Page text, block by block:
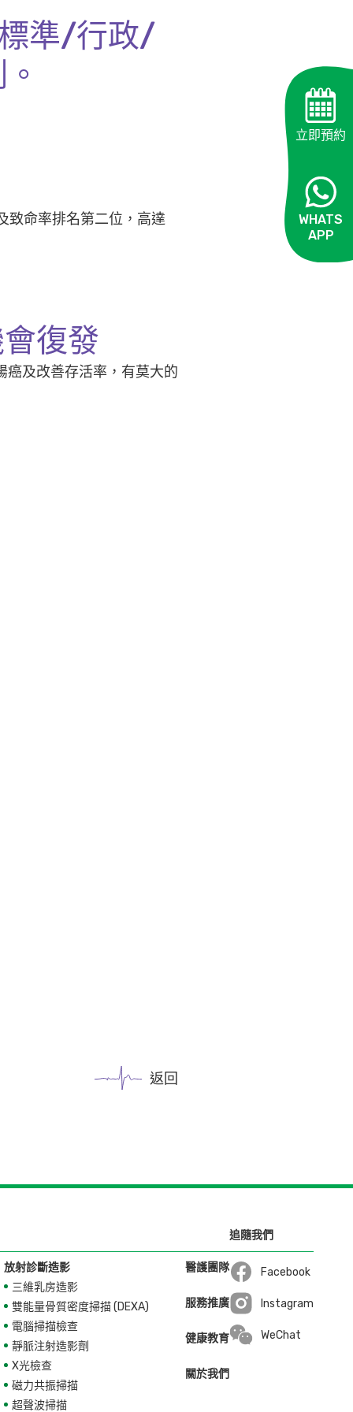
立即預約
WHATS
APP
準/行政/
致命率排名第二位，高達
復發
癌及改善存活率，有莫大的
返回
放射診斷造影
三維乳房造影
雙能量骨質密度掃描 (DEXA)
電腦掃描檢查
靜脈注射造影劑
X光檢查
磁力共振掃描
超聲波掃描
醫護團隊
服務推廣
健康教育
關於我們
追隨我們
Facebook
Instagram
WeChat